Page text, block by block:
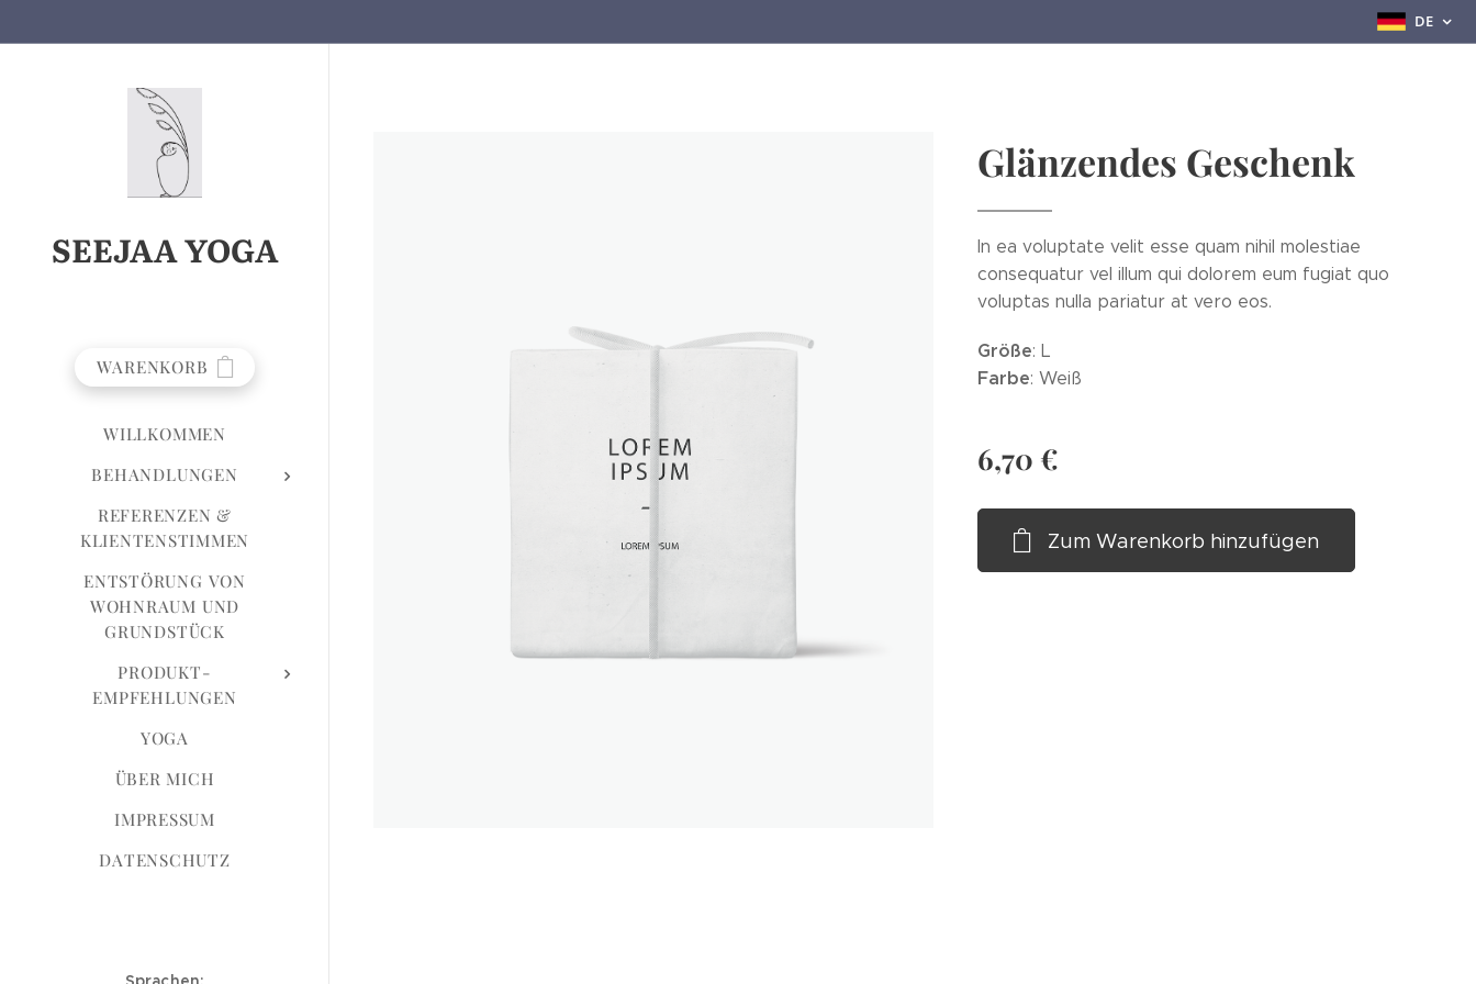
DE
SEEJAA YOGA
WARENKORB
WILLKOMMEN
BEHANDLUNGEN
REFERENZEN &
KLIENTENSTIMMEN
ENTSTÖRUNG VON
WOHNRAUM UND
GRUNDSTÜCK
PRODUKT-
EMPFEHLUNGEN
YOGA
ÜBER MICH
IMPRESSUM
DATENSCHUTZ
Glänzendes Geschenk
In ea voluptate velit esse quam nihil molestiae
consequatur vel illum qui dolorem eum fugiat quo
voluptas nulla pariatur at vero eos.
Größe: L
Farbe: Weiß
6,70 €
Zum Warenkorb hinzufügen